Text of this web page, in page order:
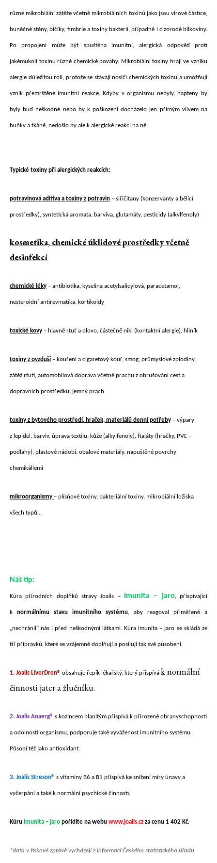
různé mikrobiální zátěže včetně mikrobiálních toxinů jako jsou virové částice,
buněčné stěny, bičíky, fimbrie a toxiny bakterií, případně i cizorodé bílkoviny.
Po propojení může být spuštěna imunitní, alergická odpověď proti
jakémukoli toxinu různé chemické povahy. Mikrobiální toxiny hrají ve vzniku
alergie důležitou roli, protože se stávají nosiči chemických toxinů a umožňují
vznik přemrštěné imunitní reakce. Kdyby v organismu nebyly, hapteny by
byly buď neškodné nebo by k poškození docházelo jen přímým vlivem na
buňky a tkáně, nedošlo by ale k alergické reakci na ně.
Typické toxiny při alergických reakcích:
potravinová aditiva a toxiny z potravin – siřičitany (konzervanty a bělící
prostředky), syntetická aromata, barviva, glutamáty, pesticidy (alkylfenoly)
kosmetika, chemické úklidové prostředky včetně
desinfekcí
chemické léky – antibiotika, kyselina acetylsalicylová, paracetamol,
nesteroidní antirevmatika, kortikoidy
toxické kovy – hlavně rtuť a olovo, částečně nikl (kontaktní alergie), hliník
toxiny z ovzduší – kouření a cigaretový kouř, smog, průmyslové zplodiny,
zátěž rtutí, automobilová doprava včetně prachu z obrušování cest a
dopravních prostředků, jemný prach
toxiny z bytového prostředí, hraček, materiálů denní potřeby – výpary
z lepidel, barviv, úprava textilu, kůže (alkylfenoly), ftaláty (hračky, PVC –
podlahy), plastové nádobí, obalové materiály, napuštěné povrchy
chemikáliemi
mikroorganismy – plísňové toxiny, bakteriální toxiny, mikrobiální ložiska
všech typů…
Náš tip:
Kúra přírodních doplňků stravy Joalis – imunita – jaro, přispívající
k normálnímu stavu imunitního systému, aby reagoval přiměřeně a
„nechránil“ nás i před neškodnými látkami. Kúra imunita – jaro se skládá ze
tří přípravků, které se vzájemně doplňují a posilují tak své působení.
1. Joalis LiverDren® obsahuje řepík lékařský, který přispívá k normální
činnosti jater a žlučníku.
2. Joalis Anaerg® s kozincem blanitým přispívá k přirozené obranyschopnosti
a odolnosti organismu, podporuje také vyváženost imunitního systému.
Působí též jako antioxidant.
3. Joalis Streson® s vitaminy B6 a B1 přispívá ke snížení míry únavy a
vyčerpání a také k normální psychické činnosti.
Kúru imunita – jaro pořídíte na webu www.joalis.cz za cenu 1 402 Kč.
*data v tiskové zprávě vycházejí z informací Českého statistického úřadu